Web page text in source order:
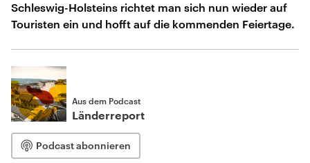
Schleswig-Holsteins richtet man sich nun wieder auf
Touristen ein und hofft auf die kommenden Feiertage.
Aus dem Podcast
Länderreport
Podcast abonnieren